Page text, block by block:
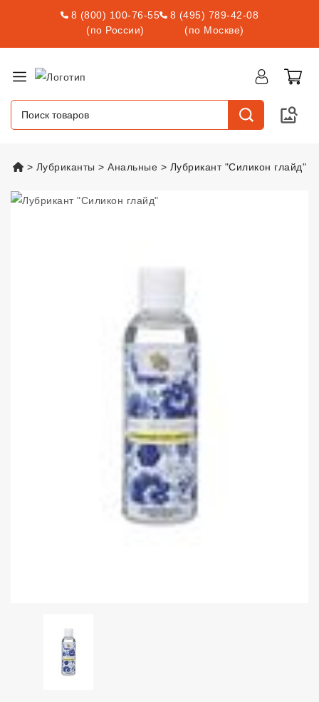
8 (800) 100-76-55
(по России)
8 (495) 789-42-08
(по Москве)
vsexshop.ru
Лубриканты Анальные Лубрикант "Силикон глайд"